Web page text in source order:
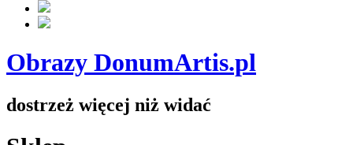
Obrazy DonumArtis.pl
dostrzeż więcej niż widać